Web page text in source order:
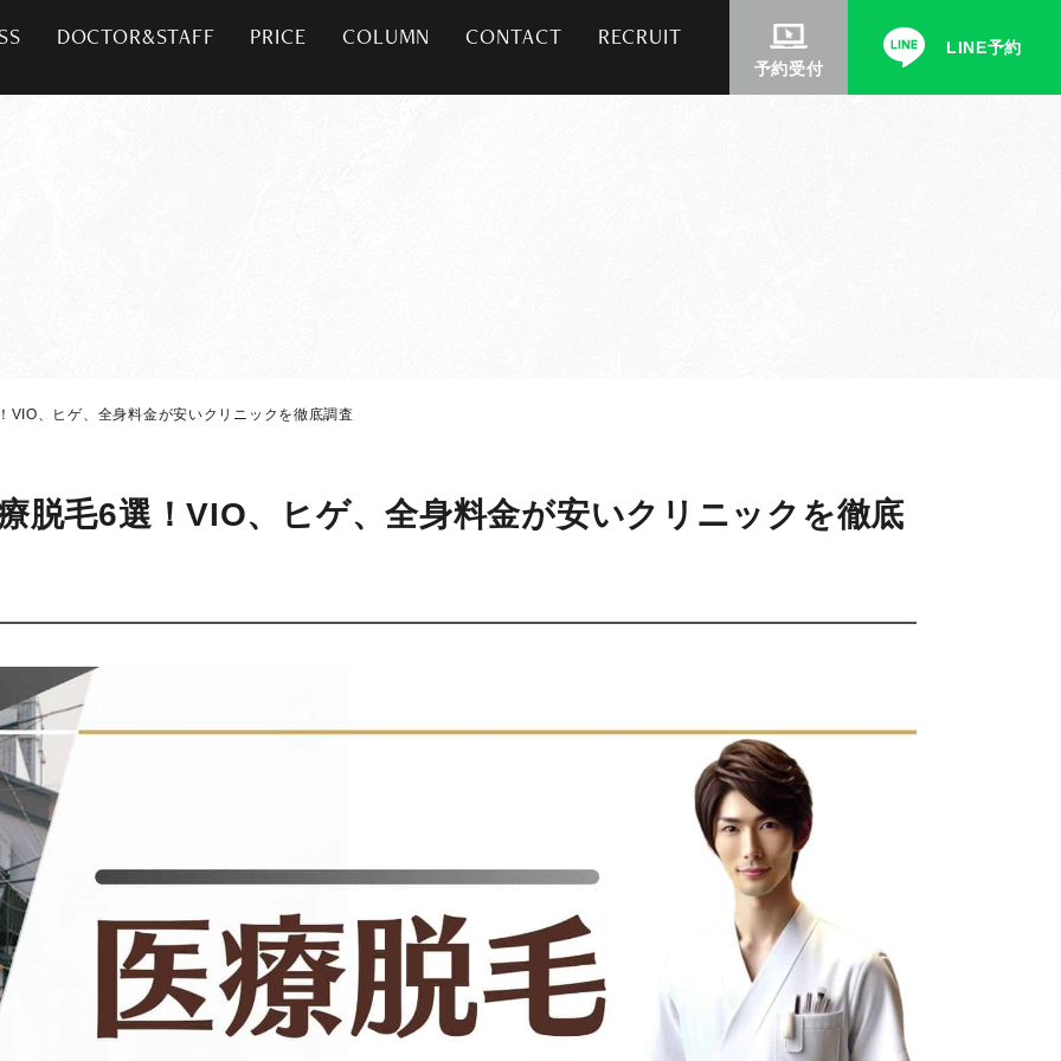
DOCTOR&STAFF PRICE COLUMN CONTACT RECRUIT
予約受付
LINE予約
VIO、ヒゲ、全身料金が安いクリニックを徹底調査
脱毛6選！VIO、ヒゲ、全身料金が安いクリニックを徹底